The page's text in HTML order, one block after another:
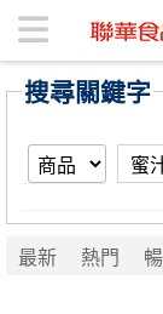
【蜜汁】搜尋結
搜尋關鍵字
最新 熱門